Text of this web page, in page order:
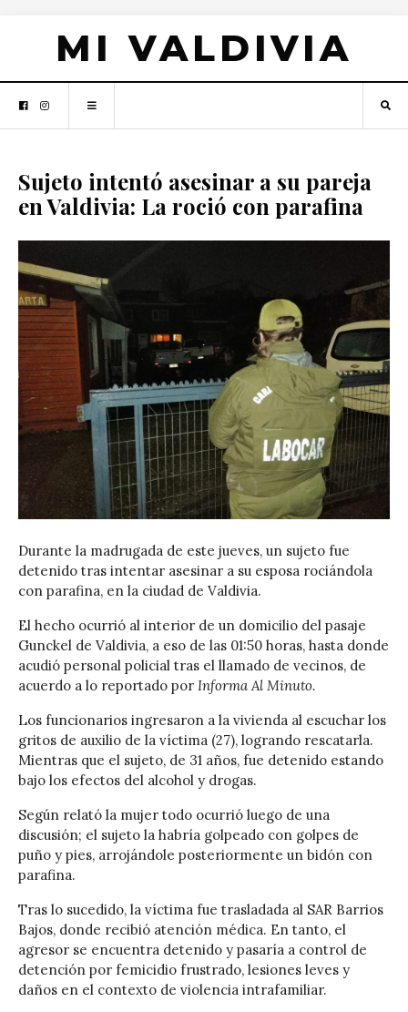
MI VALDIVIA
Sujeto intentó asesinar a su pareja
en Valdivia: La roció con parafina
Durante la madrugada de este jueves, un sujeto fue
detenido tras intentar asesinar a su esposa rociándola
con parafina, en la ciudad de Valdivia.
El hecho ocurrió al interior de un domicilio del pasaje
Gunckel de Valdivia, a eso de las 01:50 horas, hasta donde
acudió personal policial tras el llamado de vecinos, de
acuerdo a lo reportado por Informa Al Minuto.
Los funcionarios ingresaron a la vivienda al escuchar los
gritos de auxilio de la víctima (27), logrando rescatarla.
Mientras que el sujeto, de 31 años, fue detenido estando
bajo los efectos del alcohol y drogas.
Según relató la mujer todo ocurrió luego de una
discusión; el sujeto la habría golpeado con golpes de
puño y pies, arrojándole posteriormente un bidón con
parafina.
Tras lo sucedido, la víctima fue trasladada al SAR Barrios
Bajos, donde recibió atención médica. En tanto, el
agresor se encuentra detenido y pasaría a control de
detención por femicidio frustrado, lesiones leves y
daños en el contexto de violencia intrafamiliar.